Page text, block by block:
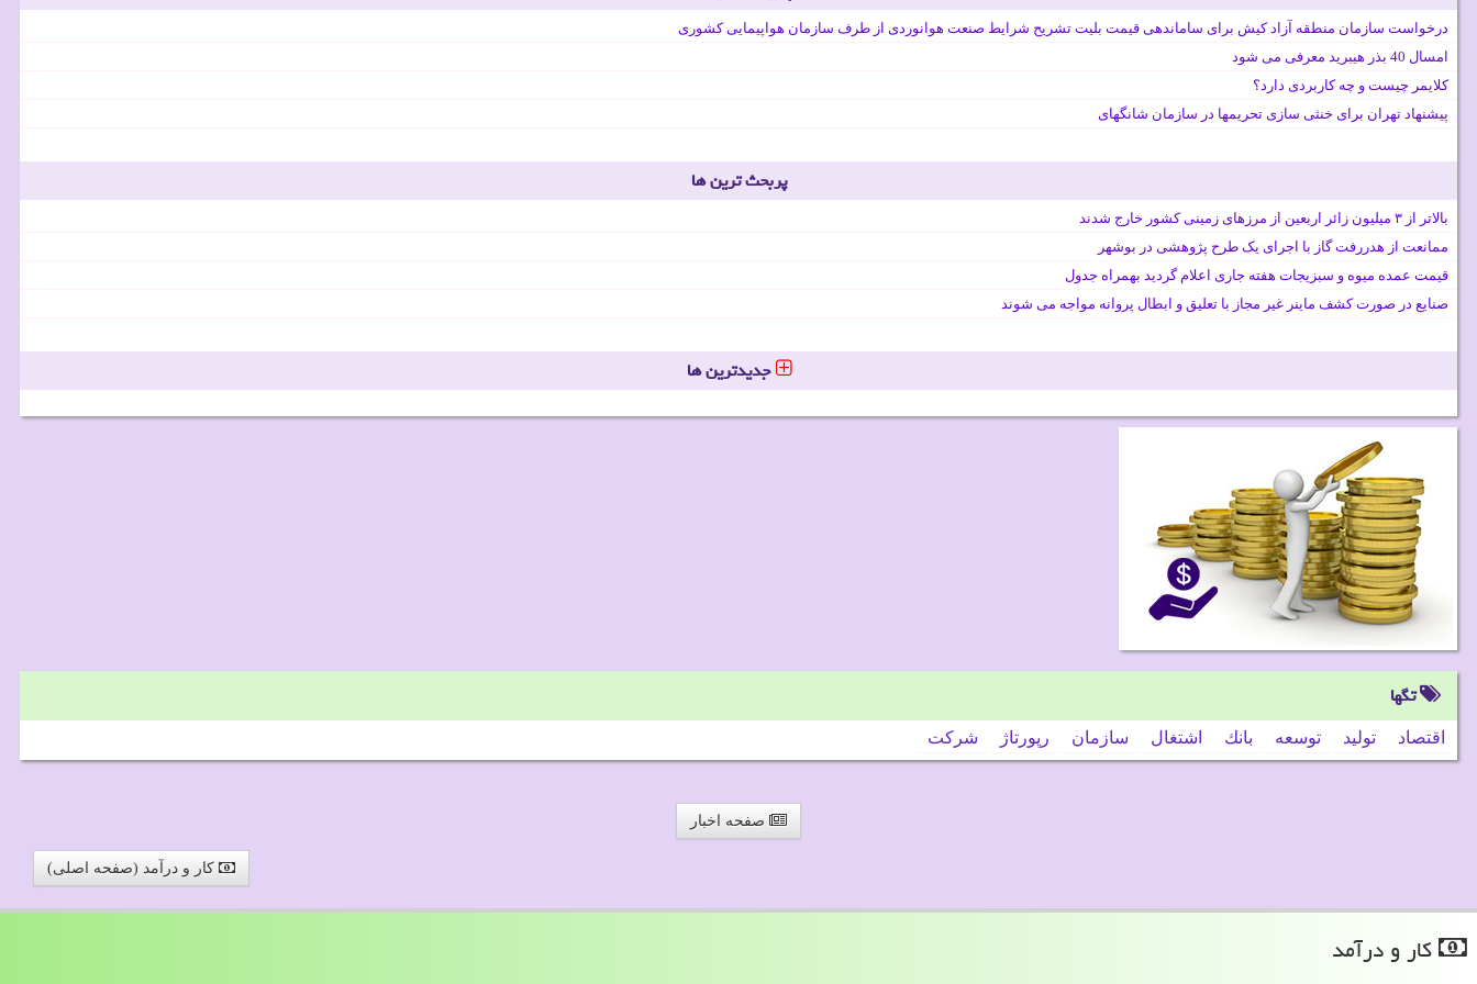
درخواست سازمان منطقه آزاد کیش برای ساماندهی قیمت بلیت تشریح شرایط صنعت هوانوردی از طرف سازمان هواپیمایی کشوری
امسال 40 بذر هیبرید معرفی می شود
کلایمر چیست و چه کاربردی دارد؟
پیشنهاد تهران برای خنثی سازی تحریمها در سازمان شانگهای
پربحث ترین ها
بالاتر از ۳ میلیون زائر اربعین از مرزهای زمینی کشور خارج شدند
ممانعت از هدررفت گاز با اجرای یک طرح پژوهشی در بوشهر
قیمت عمده میوه و سبزیجات هفته جاری اعلام گردید بهمراه جدول
صنایع در صورت کشف ماینر غیر مجاز با تعلیق و ابطال پروانه مواجه می شوند
جدیدترین ها
تگها
اقتصاد تولید توسعه بانك اشتغال سازمان رپورتاژ شركت
صفحه اخبار
کار و درآمد (صفحه اصلی)
كار و درآمد